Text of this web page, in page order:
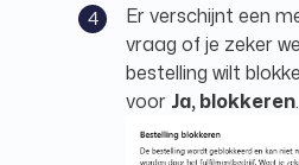
Er verschijnt een
vraag of je zeker
bestelling wilt
voor Ja, blokkeren.